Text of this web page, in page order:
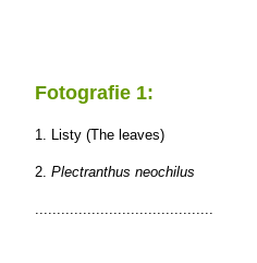
Fotografie 1:
1. Listy (The leaves)
2. Plectranthus neochilus
.........................................